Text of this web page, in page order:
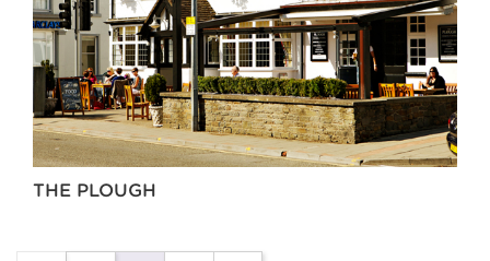
THE PLOUGH